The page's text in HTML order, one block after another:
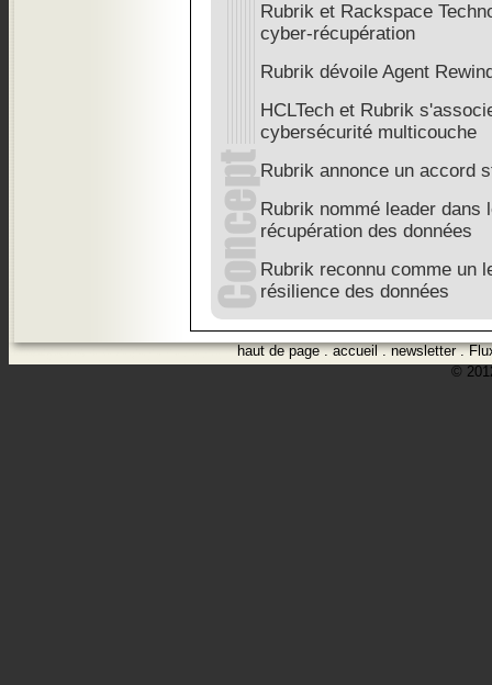
Rubrik et Rackspace
cyber-récupération
Rubrik dévoile Agent
HCLTech et Rubrik
cybersécurité multicouche
Rubrik annonce un accord
Rubrik nommé leader dans
récupération des données
Rubrik reconnu comme un
résilience des données
haut de page.accueil.newsletter.
©